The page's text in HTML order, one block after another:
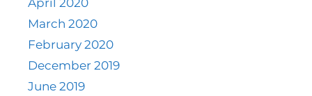
April 2020
March 2020
February 2020
December 2019
June 2019